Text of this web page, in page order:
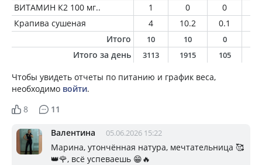
ВИТАМИН К2 100 мг.. 1 0 0
Крапива сушеная
4 10.2 0.1
Итого
10 10 0
Итого за день 3113 1915 105
Чтобы увидеть отчеты по питанию и график веса,
необходимо войти.
8
11
Валентина 05.06.2026 15:22
Марина, утончённая натура, мечтательница 🥰
👑🌹, всё успеваешь 😁🔥